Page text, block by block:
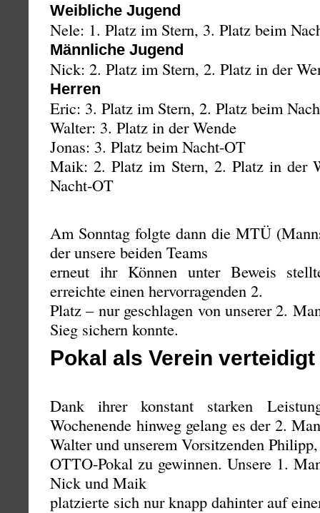
Weibliche Jugend
Nele: 1. Platz im Stern, 3. Platz beim
Männliche Jugend
Nick: 2. Platz im Stern, 2. Platz in der
Herren
Eric: 3. Platz im Stern, 2. Platz beim
Walter: 3. Platz in der Wende
Jonas: 3. Platz beim Nacht-OT
Maik: 2. Platz im Stern, 2. Platz in der
Nacht-OT
Am Sonntag folgte dann die MTÜ
der unsere beiden Teams
erneut ihr Können unter Beweis
erreichte einen hervorragenden 2.
Platz – nur geschlagen von unserer 2.
Sieg sichern konnte.
Pokal als Verein verteidigt
Dank ihrer konstant starken
Wochenende hinweg gelang es der 2.
Walter und unserem Vorsitzenden
OTTO-Pokal zu gewinnen. Unsere 1.
Nick und Maik
platzierte sich nur knapp dahinter auf